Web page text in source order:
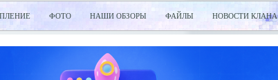
ФОТО НАШИ ОБЗОРЫ ФАЙЛЫ НОВОСТИ КЛАНА